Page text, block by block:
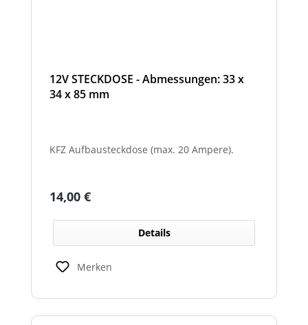
12V STECKDOSE - Abmessungen: 33 x
34 x 85 mm
KFZ Aufbausteckdose (max. 20 Ampere).
Regulärer Preis:
14,00 €
Details
Merken